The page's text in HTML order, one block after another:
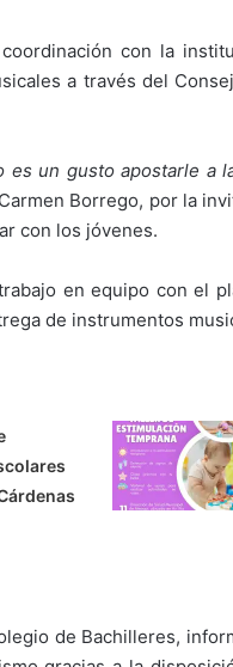
con la
a través del
un gusto apostarle a
Borrego, por la
con los jóvenes.
en equipo con el
de instrumentos
de Bachilleres,